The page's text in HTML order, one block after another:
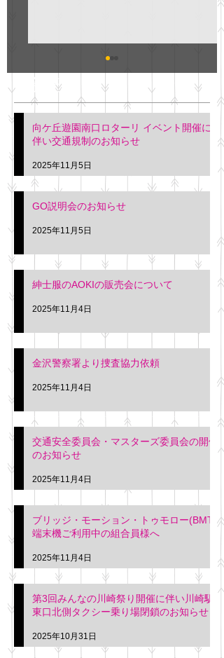
明日(11月6日)午後3時～5
階会議室にてGOの説明会
を行います。 神奈川個人
タクシー協同組合 専務 佐
久間
最新記事
向ケ丘遊園南口ロターリ イベント開催に
伴い交通規制のお知らせ
2025年11月5日
GO説明会のお知らせ
2025年11月5日
紳士服のAOKIの販売会について
2025年11月4日
金沢警察署より捜査協力依頼
2025年11月4日
交通安全委員会・マスターズ委員会の開催
のお知らせ
2025年11月4日
ブリッジ・モーション・トゥモロー(BMT)
端末機ご利用中の組合員様へ
2025年11月4日
第3回みんなの川崎祭り開催に伴い川崎駅
東口北側タクシー乗り場閉鎖のお知らせ
2025年10月31日